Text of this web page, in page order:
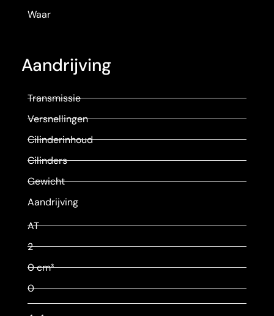
Waar
Aandrijving
Transmissie
Versnellingen
Cilinderinhoud
Cilinders
Gewicht
Aandrijving
AT
2
0 cm³
0